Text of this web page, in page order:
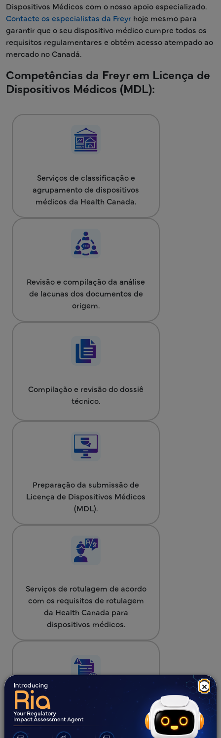
×
Dispositivos Médicos com o nosso apoio especializado.
Contacte os especialistas da Freyr hoje mesmo para
garantir que o seu dispositivo médico cumpre todos os
requisitos regulamentares e obtém acesso atempado ao
mercado no Canadá.
Competências da Freyr em Licença de
Dispositivos Médicos (MDL):
Serviços de classificação e
agrupamento de dispositivos
médicos da Health Canada.
Revisão e compilação da análise
de lacunas dos documentos de
origem.
Compilação e revisão do dossiê
técnico.
Preparação da submissão de
Licença de Dispositivos Médicos
(MDL).
Serviços de rotulagem de acordo
com os requisitos de rotulagem
da Health Canada para
dispositivos médicos.
Revisão dos documentos de
rotulagem.